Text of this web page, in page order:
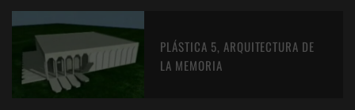
PLÁSTICA 5, ARQUITECTURA DE
LA MEMORIA